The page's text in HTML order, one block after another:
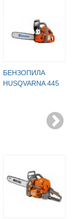
БЕНЗОПИЛА
HUSQVARNA 445